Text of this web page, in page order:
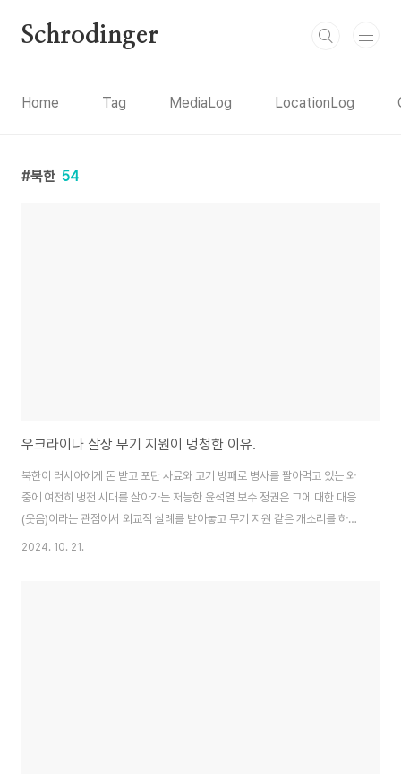
Schrodinger
Home Tag MediaLog LocationLog
북한 54
우크라이나 살상 무기 지원이 멍청한 이유.
북한이 러시아에게 돈 받고 포탄 사료와 고기 방패로 병사를 팔아먹고 있는 와
중에 여전히 냉전 시대를 살아가는 저능한 윤석열 보수 정권은 그에 대한 대응
(웃음)이라는 관점에서 외교적 실례를 받아놓고 무기 지원 같은 개소리를 하고
있습니다. 머리가 나쁜 사람들이야 이게 뭔가 좋은 일이고 옳은 일이라고 생각
2024. 10. 21.